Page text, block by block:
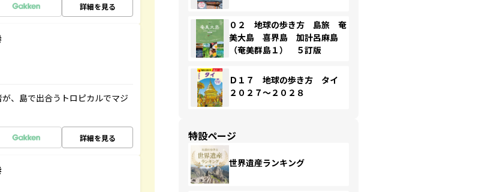
詳細を見る
、島で出合うトロピカルでマジ
詳細を見る
０２ 地球の歩き方 島旅 奄
美大島 喜界島 加計呂麻島
（奄美群島１） ５訂版
Ｄ１７ 地球の歩き方 タイ
２０２７～２０２８
特設ページ
世界遺産ランキング